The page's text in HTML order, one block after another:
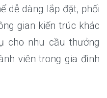
dễ dàng lắp đặt, phối
gian kiến trúc khác
cho nhu cầu thưởng
viên trong gia đình